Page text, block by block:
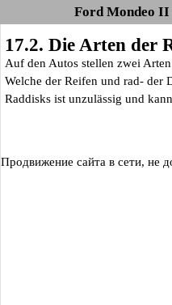
Ford Mondeo II
17.2. Die Arten der
Auf den Autos stellen zwei
Welche der Reifen und rad- der
Raddisks ist unzulässig und
Продвижение сайта в сети, не